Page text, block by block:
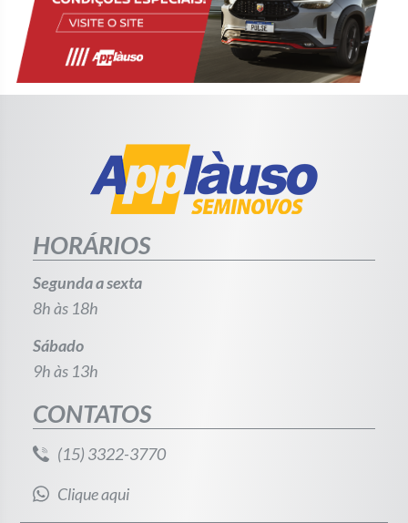
HORÁRIOS
Segunda a sexta
8h às 18h
Sábado
9h às 13h
CONTATOS
(15) 3322-3770
Clique aqui